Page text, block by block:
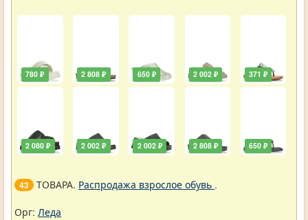
780 ₽
2 080 ₽
2 808 ₽
2 002 ₽
650 ₽
2 002 ₽
2 002 ₽
2 808 ₽
371 ₽
650 ₽
43 ТОВАРА. Распродажа взрослое обувь .
Орг: Леда